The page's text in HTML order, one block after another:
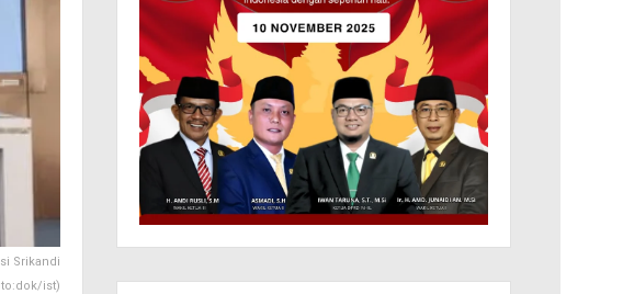
Srikandi
ist)